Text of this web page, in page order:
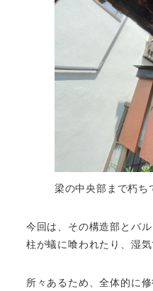
梁の中央部まで朽ち
今回は、その構造部とバ
柱が蟻に喰われたり、湿
所々あるため、全体的に